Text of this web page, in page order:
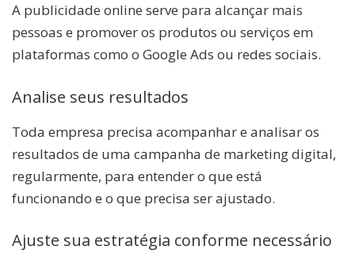
A publicidade online serve para alcançar mais
pessoas e promover os produtos ou serviços em
plataformas como o Google Ads ou redes sociais.
Analise seus resultados
Toda empresa precisa acompanhar e analisar os
resultados de uma campanha de marketing digital,
regularmente, para entender o que está
funcionando e o que precisa ser ajustado.
Ajuste sua estratégia conforme necessário